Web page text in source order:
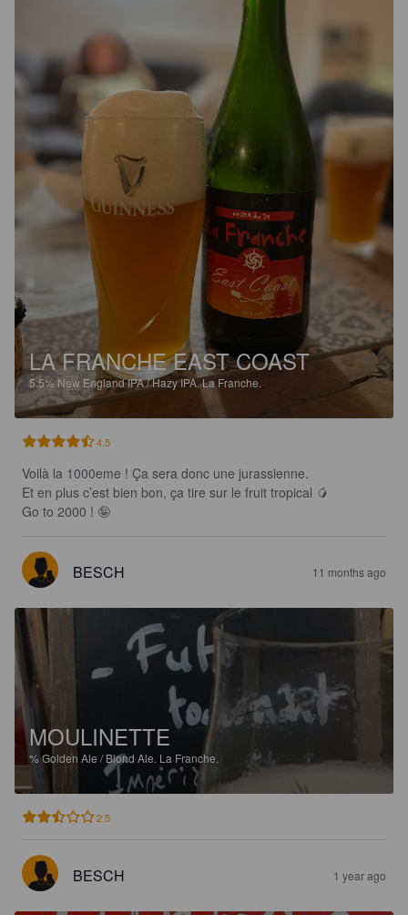
LA FRANCHE EAST COAST
5.5%New England IPA / Hazy IPA.La Franche.
4.5
Voilà la 1000eme ! Ça sera donc une jurassienne.
Et en plus c’est bien bon, ça tire sur le fruit tropical 🥭
Go to 2000 ! 🤪
BESCH 11 months ago
MOULINETTE
%Golden Ale / Blond Ale. La Franche.
2.5
BESCH 1 year ago